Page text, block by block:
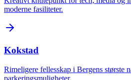
moderne fasiliteter.
Kokstad
Rimeligere fellesskap i Bergens største
parkeringsmuligheter.